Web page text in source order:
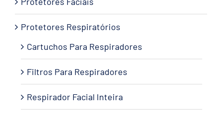
Protetores Respiratórios
Cartuchos Para Respiradores
Filtros Para Respiradores
Respirador Facial Inteira